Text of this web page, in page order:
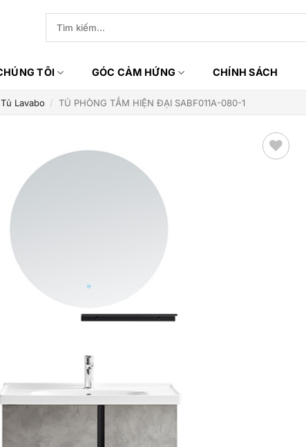
kiếm:
TÔI GÓC CẢM HỨNG CHÍNH SÁCH
Tủ Lavabo / TỦ PHÒNG TẮM HIỆN ĐẠI SABF011A-080-1